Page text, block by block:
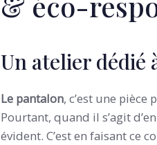
Un atelier dédié
Le pantalon, c’est une
Pourtant, quand il s’agit
évident. C’est en faisant ce